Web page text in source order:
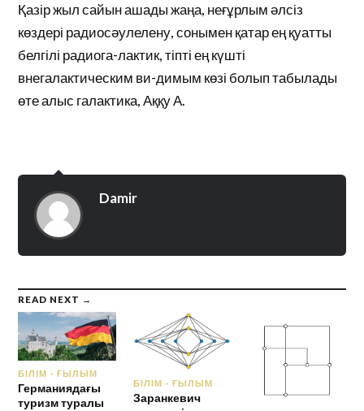
Қазір жыл сайын ашады жаңа, неғұрлым әлсіз
көздері радиосәулелену, сонымен қатар ең қуатты
белгілі радиога-лактик, тіпті ең күшті
внегалактическим ви-димым көзі болып табылады
өте алыс галактика, Аққу А.
Damir
READ NEXT →
БІЛІМ - ҒЫЛЫМ
Германиядағы
туризм туралы
БІЛІМ - ҒЫЛЫМ
Заранкевич